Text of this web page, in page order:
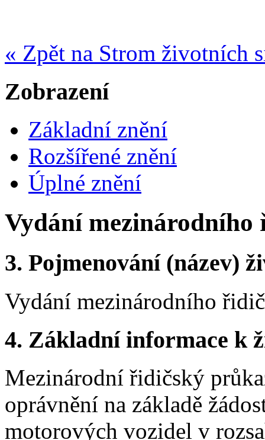
« Zpět na Strom životních
Zobrazení
Základní znění
Rozšířené znění
Úplné znění
Vydání mezinárodního
3. Pojmenování (název)
Vydání mezinárodního
4. Základní informace k
Mezinárodní řidičský
oprávnění na základě
motorových vozidel v